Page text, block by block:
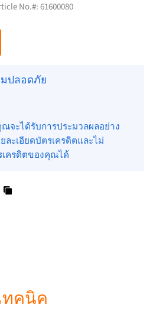
No.#: 61600080
มปลอดภัย
จะได้รับการประมวลผลอย่าง
ละเอียดบัตรเครดิตและไม่
เครดิตของคุณได้
คนิค